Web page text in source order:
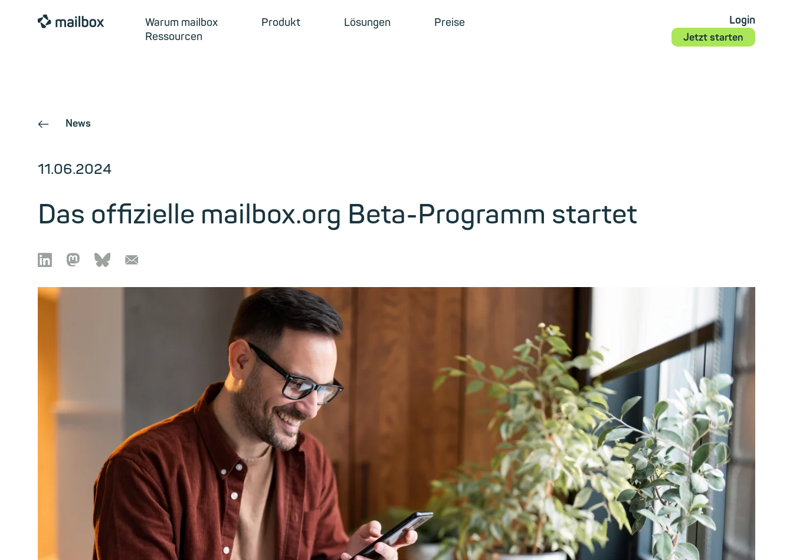
mailbox Warum mailbox Produkt Lösungen
Preise
Ressourcen
Login
Jetzt starten
← News
11.06.2024
Das offizielle mailbox.org Beta-Programm startet
 🦣︎ 🦋︎ 📧︎